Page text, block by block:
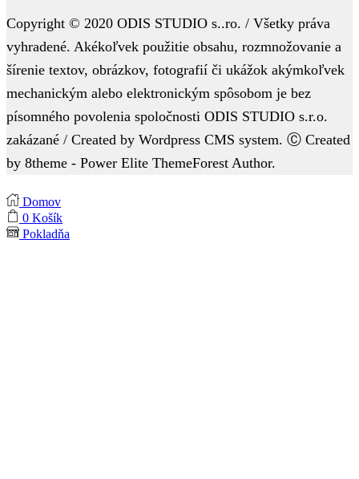
Copyright © 2020 ODIS STUDIO s..ro. / Všetky práva
vyhradené. Akékoľvek použitie obsahu, rozmnožovanie a
šírenie textov, obrázkov, fotografií či ukážok akýmkoľvek
mechanickým alebo elektronickým spôsobom je bez
písomného povolenia spoločnosti ODIS STUDIO s.r.o.
zakázané / Created by Wordpress CMS system. Ⓒ Created
by 8theme - Power Elite ThemeForest Author.
Domov
0 Košík
Pokladňa